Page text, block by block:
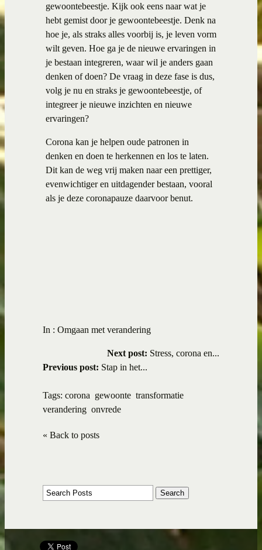
gewoontebeestje. Kijk ook eens naar wat je
hebt gemist door je gewoontebeestje. Denk na
hoe je, als straks alles voorbij is, je leven vorm
wilt geven. Hoe ga je de nieuwe ervaringen in
je bestaan integreren, waar wil je anders gaan
denken of doen? De vraag in deze fase is dus,
volg je nu en straks je gewoontebeestje, of
integreer je nieuwe inzichten en nieuwe
ervaringen?
Corona kan je helpen oude patronen in
denken en doen te herkennen en los te laten.
Dit kan de weg vrij maken naar een prettiger,
evenwichtiger en uitdagender bestaan, vooral
als je deze coronapauze daarvoor benut.
In : Omgaan met verandering
Next post: Stress, corona en...
Previous post: Stap in het...
Tags: corona gewoonte transformatie
verandering onvrede
« Back to posts